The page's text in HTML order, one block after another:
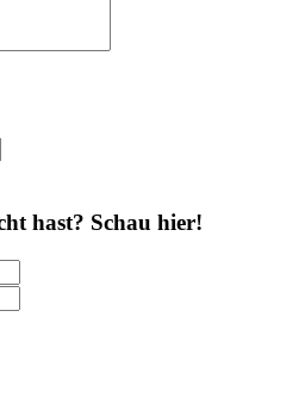
hast? Schau hier!